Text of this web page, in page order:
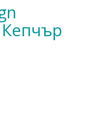
Кепчър